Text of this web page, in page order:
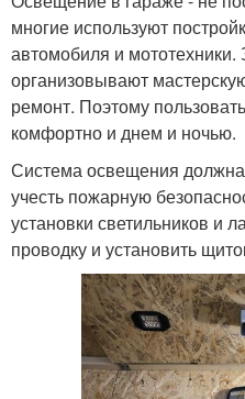
многие используют
автомобиля и мототехники.
организовывают
ремонт. Поэтому
комфортно и днем и ночью.
Система освещения
учесть пожарную
установки светильников и
проводку и установить